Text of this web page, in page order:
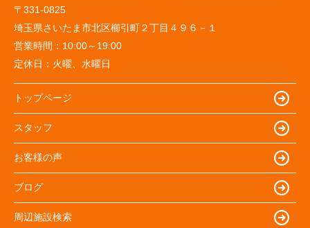
〒331-0825
埼玉県さいたま市北区櫛引町２丁目４９６－１
営業時間： 10:00～19:00
定休日： 火曜、水曜日
トップページ
スタッフ
お客様の声
ブログ
周辺施設検索